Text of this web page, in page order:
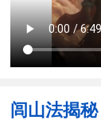
闾山法揭秘